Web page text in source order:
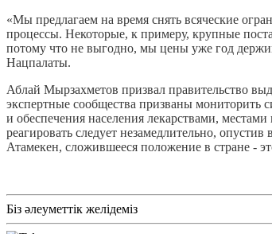
«Мы предлагаем на время снять всяческие
процессы. Некоторые, к примеру, крупные
потому что не выгодно, мы цены уже год
Нацпалаты.
Аблай Мырзахметов призвал правительство
экспертные сообщества призваны мониторить
и обеспечения населения лекарствами,
реагировать следует незамедлительно,
Атамекен, сложившееся положение в стране -
Біз әлеуметтік желідеміз